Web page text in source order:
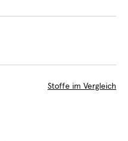
Stoffe im Vergleich